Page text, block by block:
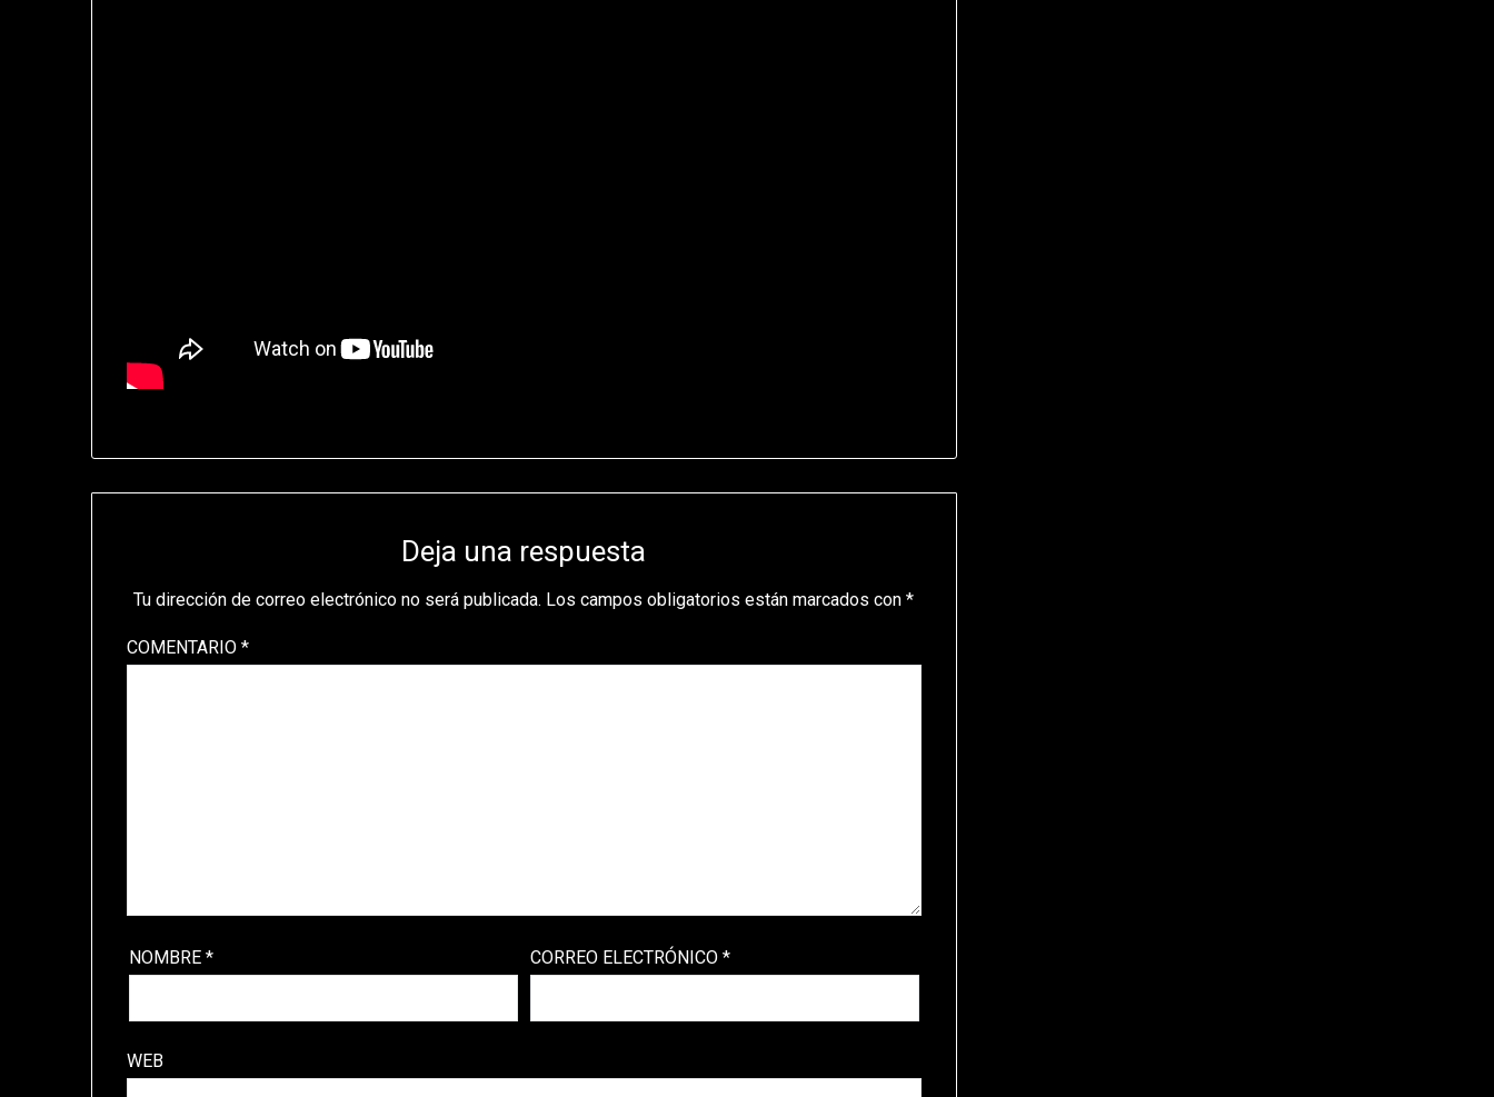
Deja una respuesta
Tu dirección de correo electrónico no será publicada. Los campos obligatorios están marcados con*
COMENTARIO*
NOMBRE * CORREO ELECTRÓNICO *
WEB